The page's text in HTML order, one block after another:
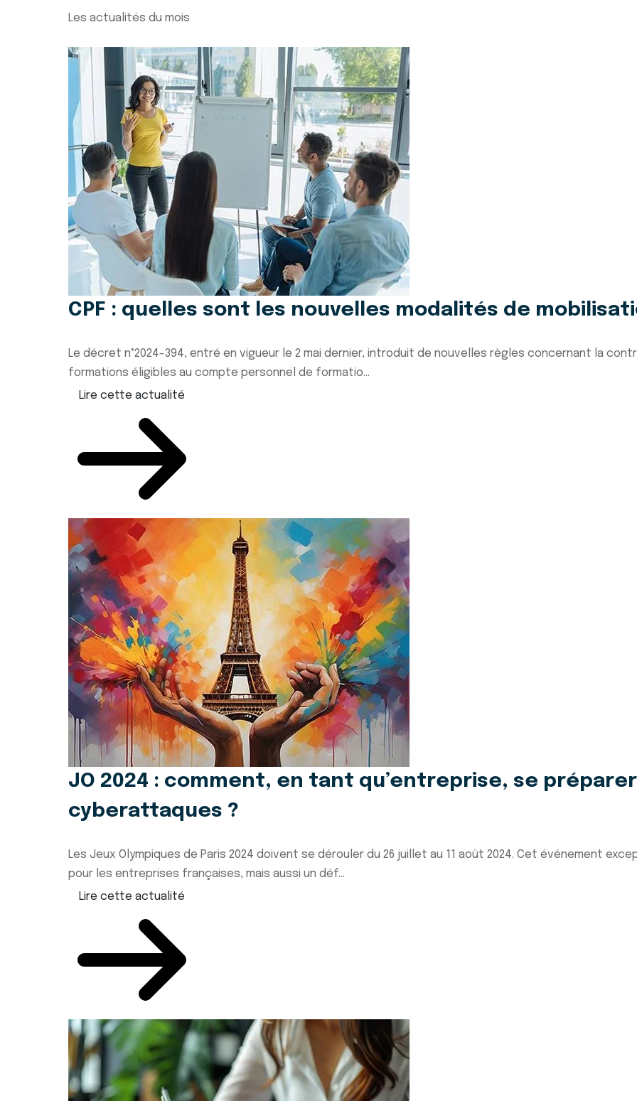
Les actualités du mois
CPF : quelles sont les nouvelles modalités de
Le décret n°2024-394, entré en vigueur le 2 mai dernier, introduit de nouvelles règles concernant la
formations éligibles au compte personnel de formatio...
Lire cette actualité
JO 2024 : comment, en tant qu’entreprise, se
cyberattaques ?
Les Jeux Olympiques de Paris 2024 doivent se dérouler du 26 juillet au 11 août 2024. Cet événement
pour les entreprises françaises, mais aussi un déf...
Lire cette actualité